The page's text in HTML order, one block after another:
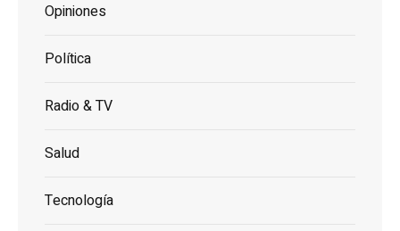
Opiniones
Política
Radio & TV
Salud
Tecnología